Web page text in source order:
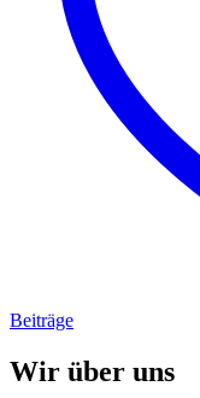
Beiträge
Wir über uns